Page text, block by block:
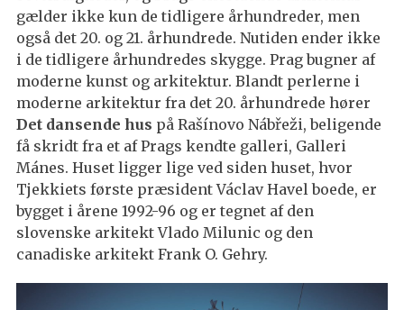
gælder ikke kun de tidligere århundreder, men
også det 20. og 21. århundrede. Nutiden ender ikke
i de tidligere århundredes skygge. Prag bugner af
moderne kunst og arkitektur. Blandt perlerne i
moderne arkitektur fra det 20. århundrede hører
Det dansende hus på Rašínovo Nábřeži, beligende
få skridt fra et af Prags kendte galleri, Galleri
Mánes. Huset ligger lige ved siden huset, hvor
Tjekkiets første præsident Václav Havel boede, er
bygget i årene 1992-96 og er tegnet af den
slovenske arkitekt Vlado Milunic og den
canadiske arkitekt Frank O. Gehry.